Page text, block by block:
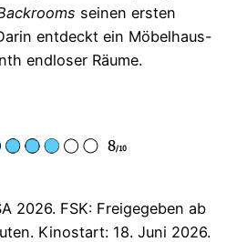
seinen ersten
entdeckt ein Möbelhaus-
endloser Räume.
2026. FSK: Freigegeben ab
Kinostart: 18. Juni 2026.